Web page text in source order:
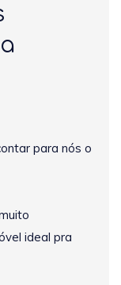
para nós o
ideal pra